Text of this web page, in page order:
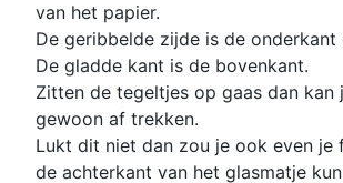
van het papier.
De geribbelde zijde is de onderkant
De gladde kant is de bovenkant.
Zitten de tegeltjes op gaas dan kan
gewoon af trekken.
Lukt dit niet dan zou je ook even je
de achterkant van het glasmatje